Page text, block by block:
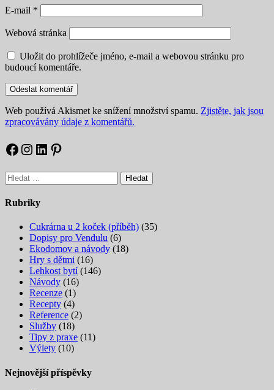
E-mail *
Webová stránka
Uložit do prohlížeče jméno, e-mail a webovou stránku pro
budoucí komentáře.
Web používá Akismet ke snížení množství spamu. Zjistěte, jak jsou
zpracovávány údaje z komentářů.
Facebook
Instagram
LinkedIn
Pinterest
Vyhledávání
Rubriky
Cukrárna u 2 koček (příběh) (35)
Dopisy pro Vendulu (6)
Ekodomov a návody (18)
Hry s dětmi (16)
Lehkost bytí(146)
Návody (16)
Recenze (1)
Recepty (4)
Reference (2)
Služby (18)
Tipy z praxe (11)
Výlety (10)
Nejnovější příspěvky